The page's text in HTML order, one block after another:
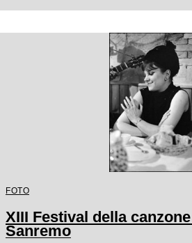
FOTO
XIII Festival della
Sanremo